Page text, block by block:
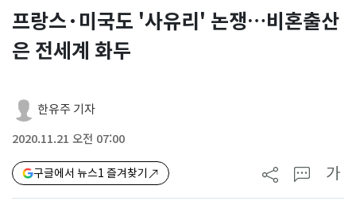
프랑스·미국도 '사유리' 논쟁…비혼출산
은 전세계 화두
한유주 기자
2020.11.21 오전 07:00
구글에서 뉴스1 즐겨찾기 가